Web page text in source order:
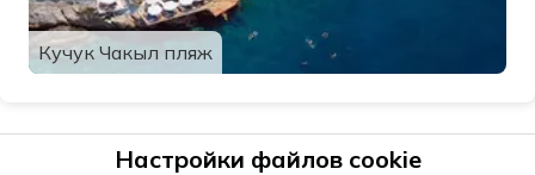
Кучук Чакыл пляж
Настройки файлов cookie